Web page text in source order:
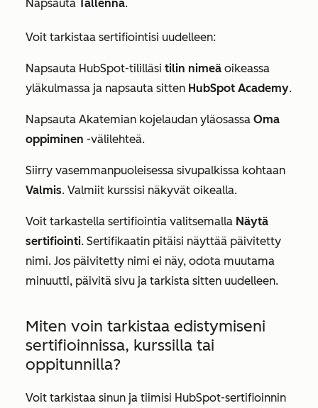
Napsauta Tallenna.
Voit tarkistaa sertifiointisi uudelleen:
Napsauta HubSpot-tililläsi tilin nimeä oikeassa
yläkulmassa ja napsauta sitten HubSpot Academy.
Napsauta Akatemian kojelaudan yläosassa Oma
oppiminen -välilehteä.
Siirry vasemmanpuoleisessa sivupalkissa kohtaan
Valmis. Valmiit kurssisi näkyvät oikealla.
Voit tarkastella sertifiointia valitsemalla Näytä
sertifiointi. Sertifikaatin pitäisi näyttää päivitetty
nimi. Jos päivitetty nimi ei näy, odota muutama
minuutti, päivitä sivu ja tarkista sitten uudelleen.
Miten voin tarkistaa edistymiseni
sertifioinnissa, kurssilla tai
oppitunnilla?
Voit tarkistaa sinun ja tiimisi HubSpot-sertifioinnin